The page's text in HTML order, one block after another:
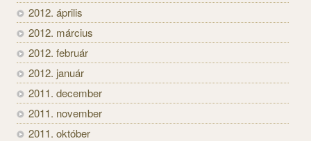
2012. április
2012. március
2012. február
2012. január
2011. december
2011. november
2011. október